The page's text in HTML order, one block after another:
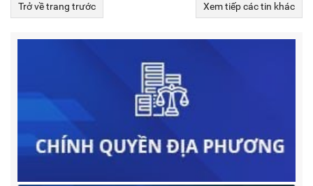
Trở về trang trước Xem tiếp các tin khác